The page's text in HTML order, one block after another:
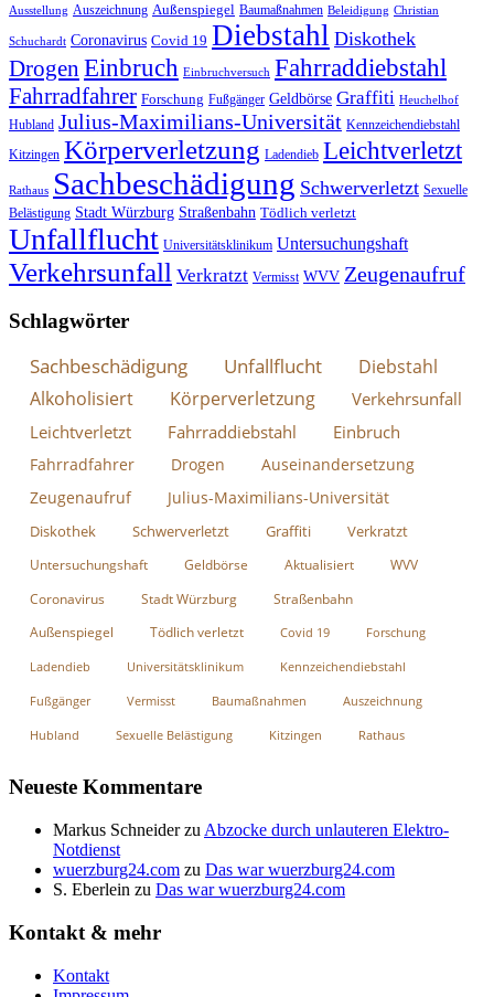
Ausstellung Auszeichnung Außenspiegel Baumaßnahmen Beleidigung Christian
Schuchardt Coronavirus Covid 19 Diebstahl Diskothek
Drogen Einbruch Einbruchversuch Fahrraddiebstahl
Fahrradfahrer Forschung Fußgänger Geldbörse Graffiti Heuchelhof
Hubland Julius-Maximilians-Universität Kennzeichendiebstahl
Kitzingen Körperverletzung Ladendieb Leichtverletzt
Rathaus Sachbeschädigung Schwerverletzt Sexuelle
Belästigung Stadt Würzburg Straßenbahn Tödlich verletzt
Unfallflucht Universitätsklinikum Untersuchungshaft
Verkehrsunfall Verkratzt Vermisst WVV Zeugenaufruf
Schlagwörter
Sachbeschädigung Unfallflucht
Diebstahl
Alkoholisiert
Körperverletzung Verkehrsunfall
Leichtverletzt Fahrraddiebstahl Einbruch
Fahrradfahrer Drogen
Auseinandersetzung
Zeugenaufruf
Julius-Maximilians-Universität
Diskothek Schwerverletzt Graffiti Verkratzt
Untersuchungshaft Geldbörse Aktualisiert
WVV
Coronavirus
Stadt Würzburg Straßenbahn
Außenspiegel Tödlich verletzt Covid 19 Forschung
Ladendieb Universitätsklinikum Kennzeichendiebstahl
Fußgänger Vermisst Baumaßnahmen Auszeichnung
Hubland Sexuelle Belästigung Kitzingen Rathaus
Neueste Kommentare
Markus Schneiderzu Abzocke durch unlauteren Elektro-
Notdienst
wuerzburg24.com zu Das war wuerzburg24.com
S. Eberlein zu Das war wuerzburg24.com
Kontakt & mehr
Kontakt